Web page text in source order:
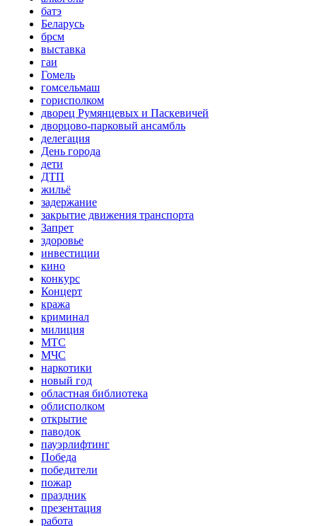
батэ
Беларусь
брсм
выставка
гаи
Гомель
гомсельмаш
горисполком
дворец Румянцевых и Паскевичей
дворцово-парковый ансамбль
делегация
День города
дети
ДТП
жильё
задержание
закрытие движения транспорта
Запрет
здоровье
инвестиции
кино
конкурс
Концерт
кража
криминал
милиция
МТС
МЧС
наркотики
новый год
областная библиотека
облисполком
открытие
паводок
пауэрлифтинг
Победа
победители
пожар
праздник
презентация
работа